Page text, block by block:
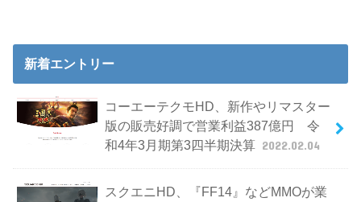
新着エントリー
コーエーテクモHD、新作やリマスター
版の販売好調で営業利益387億円 令
和4年3月期第3四半期決算 2022.02.04
スクエニHD、『FF14』などMMOが業